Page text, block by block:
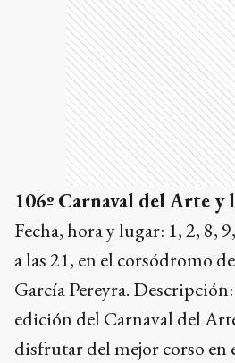
106º Carnaval del Arte y
Fecha, hora y lugar: 1, 2, 8,
a las 21, en el corsódromo
García Pereyra.
edición del Carnaval del
disfrutar del mejor corso en